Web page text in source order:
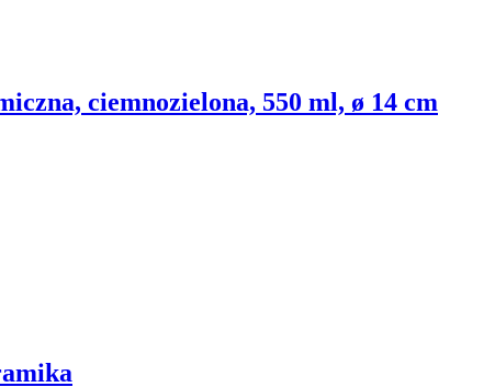
ciemnozielona, 550 ml, ø 14 cm